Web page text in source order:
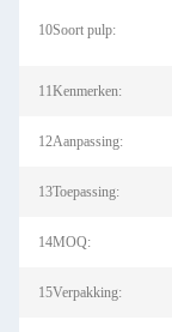
10Soort pulp:
11Kenmerken:
12Aanpassing:
13Toepassing:
14MOQ:
15Verpakking: